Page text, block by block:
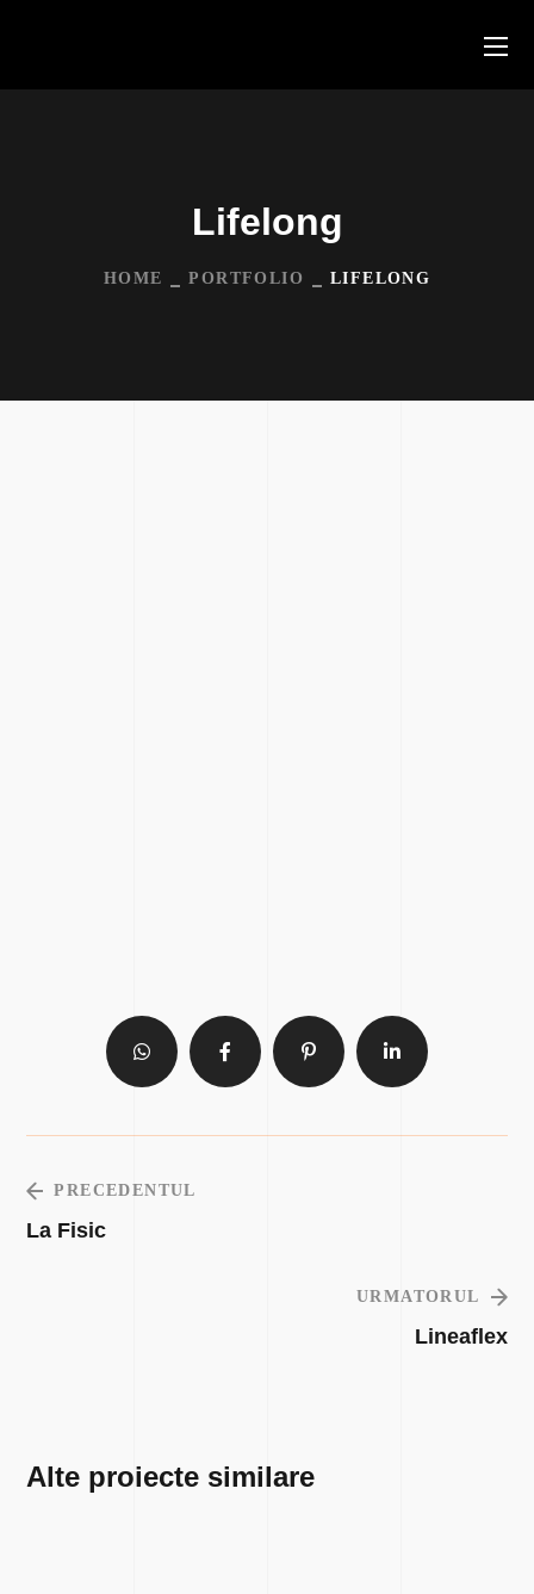
Lifelong
HOME PORTFOLIO LIFELONG
PRECEDENTUL
La Fisic
URMATORUL
Lineaflex
Alte proiecte similare